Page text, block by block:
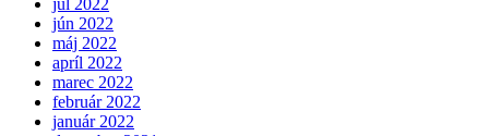
júl 2022
jún 2022
máj 2022
apríl 2022
marec 2022
február 2022
január 2022